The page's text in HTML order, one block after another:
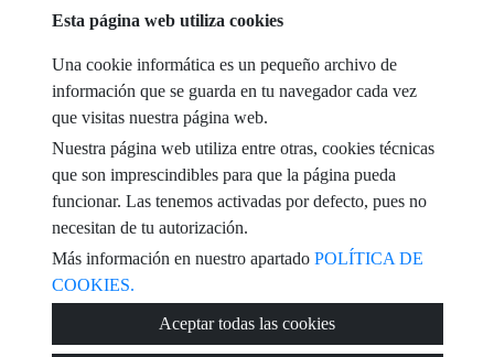
mensaje
Captcha
Enviar
Esta página web utiliza cookies
Una cookie informática es un pequeño archivo de
información que se guarda en tu navegador cada vez
que visitas nuestra página web.
Nuestra página web utiliza entre otras, cookies técnicas
que son imprescindibles para que la página pueda
funcionar. Las tenemos activadas por defecto, pues no
necesitan de tu autorización.
Más información en nuestro apartado POLÍTICA DE
COOKIES.
Aceptar todas las cookies